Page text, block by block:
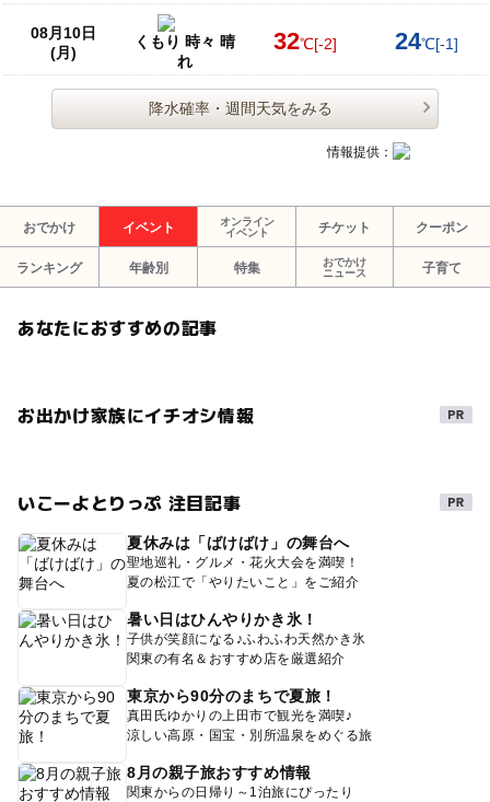
08月10日
(月)
くもり 時々 晴
れ
32℃[-2] 24℃[-1]
降水確率・週間天気をみる
情報提供：
おでかけ イベント
オンライン
イベント
チケット クーポン
ランキング 年齢別 特集
おでかけ
ニュース
子育て
あなたにおすすめの記事
お出かけ家族にイチオシ情報
いこーよとりっぷ 注目記事
夏休みは「ばけばけ」の舞台へ
聖地巡礼・グルメ・花火大会を満喫！
夏の松江で「やりたいこと」をご紹介
暑い日はひんやりかき氷！
子供が笑顔になる♪ふわふわ天然かき氷
関東の有名＆おすすめ店を厳選紹介
東京から90分のまちで夏旅！
真田氏ゆかりの上田市で観光を満喫♪
涼しい高原・国宝・別所温泉をめぐる旅
8月の親子旅おすすめ情報
関東からの日帰り～1泊旅にぴったり